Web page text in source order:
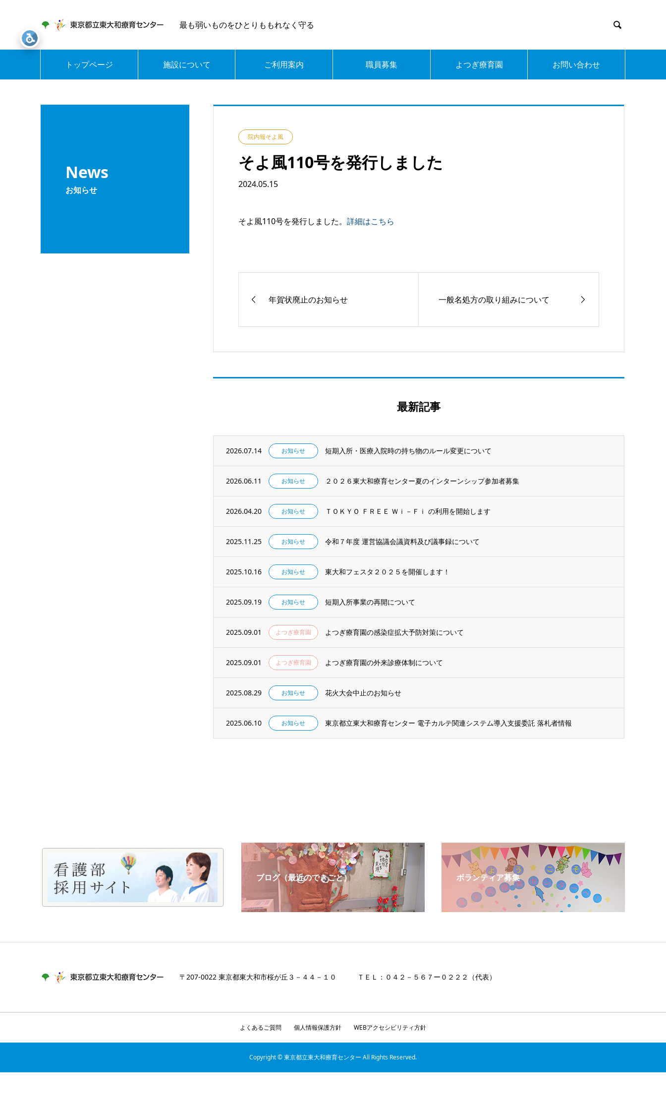
最も弱いものをひとりももれなく守る 
トップページ 施設について ご利用案内 職員募集 よつぎ療育園 お問い合わせ
News
お知らせ
院内報そよ風
そよ風110号を発行しました
2024.05.15
そよ風110号を発行しました。 詳細はこちら
年賀状廃止のお知らせ 一般名処方の取り組みについて
最新記事
2026.07.14 お知らせ 短期入所・医療入院時の持ち物のルール変更について
2026.06.11 お知らせ ２０２６東大和療育センター夏のインターンシップ参加者募集
2026.04.20 お知らせ ＴＯＫＹＯ ＦＲＥＥ Ｗｉ－Ｆｉ の利用を開始します
2025.11.25 お知らせ 令和７年度 運営協議会議資料及び議事録について
2025.10.16 お知らせ 東大和フェスタ２０２５を開催します！
2025.09.19 お知らせ 短期入所事業の再開について
2025.09.01 よつぎ療育園 よつぎ療育園の感染症拡大予防対策について
2025.09.01 よつぎ療育園 よつぎ療育園の外来診療体制について
2025.08.29 お知らせ 花火大会中止のお知らせ
2025.06.10 お知らせ 東京都立東大和療育センター 電子カルテ関連システム導入支援委託 落札者情報
ブログ（最近のできごと） ボランティア募集
〒207-0022 東京都東大和市桜が丘３－４４－１０ ＴＥＬ：０４２－５６７ー０２２２（代表）
よくあるご質問 個人情報保護方針 WEBアクセシビリティ方針
Copyright © 東京都立東大和療育センター All Rights Reserved.